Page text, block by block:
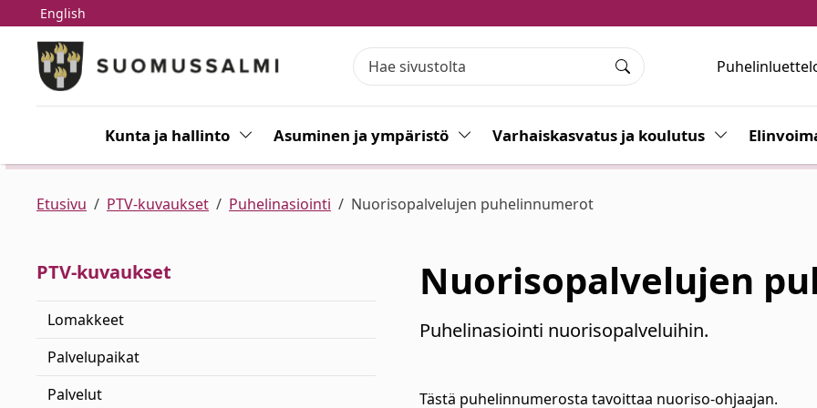
Siirry pääsisältöön
Siirry päävalikkoon
English
Haku
Kunta ja hallinto Vaihda alasvetovalikkoa
Asuminen ja ympäristö Vaihda alasvetovalikkoa
Varhaiskasvatus ja koulutus Vaihda
Etusivu PTV-kuvaukset Puhelinasiointi Nuorisopalvelujen puhelinnumerot
PTV-kuvaukset
Lomakkeet
Palvelupaikat
Palvelut
Nuorisopalvelujen
Puhelinasiointi nuorisopalveluihin.
Tästä puhelinnumerosta tavoittaa nuoriso-ohjaajan.